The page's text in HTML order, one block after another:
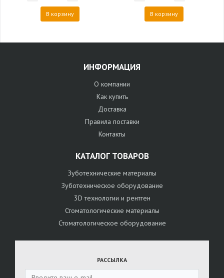
В корзину В корзину
ИНФОРМАЦИЯ
О компании
Как купить
Доставка
Правила поставки
Контакты
КАТАЛОГ ТОВАРОВ
Зуботехнические материалы
Зуботехническое оборудование
3D технологии и рентген
Стоматологические материалы
Стоматологическое оборудование
РАССЫЛКА